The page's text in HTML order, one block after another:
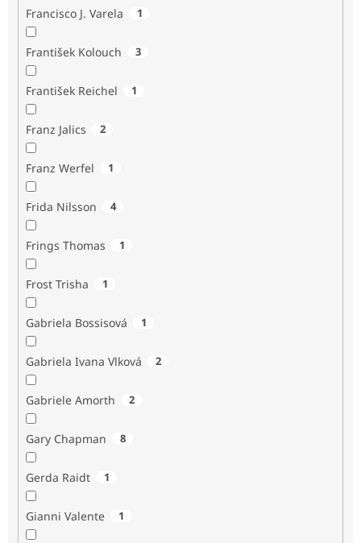
Francisco J. Varela 1
František Kolouch 3
František Reichel 1
Franz Jalics 2
Franz Werfel 1
Frida Nilsson 4
Frings Thomas 1
Frost Trisha 1
Gabriela Bossisová 1
Gabriela Ivana Vlková 2
Gabriele Amorth 2
Gary Chapman 8
Gerda Raidt 1
Gianni Valente 1